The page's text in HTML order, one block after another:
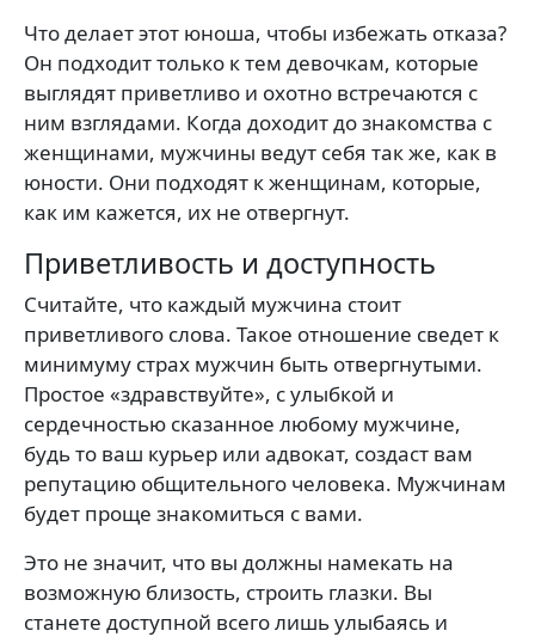
Что делает этот юноша, чтобы избежать отказа?
Он подходит только к тем девочкам, которые
выглядят приветливо и охотно встречаются с
ним взглядами. Когда доходит до знакомства с
женщинами, мужчины ведут себя так же, как в
юности. Они подходят к женщинам, которые,
как им кажется, их не отвергнут.
Приветливость и доступность
Считайте, что каждый мужчина стоит
приветливого слова. Такое отношение сведет к
минимуму страх мужчин быть отвергнутыми.
Простое «здравствуйте», с улыбкой и
сердечностью сказанное любому мужчине,
будь то ваш курьер или адвокат, создаст вам
репутацию общительного человека. Мужчинам
будет проще знакомиться с вами.
Это не значит, что вы должны намекать на
возможную близость, строить глазки. Вы
станете доступной всего лишь улыбаясь и